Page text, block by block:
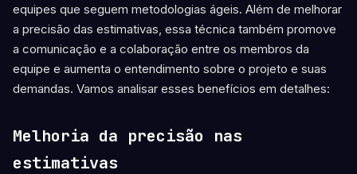
equipes que seguem metodologias ágeis. Além de melhorar
a precisão das estimativas, essa técnica também promove
a comunicação e a colaboração entre os membros da
equipe e aumenta o entendimento sobre o projeto e suas
demandas. Vamos analisar esses benefícios em detalhes:
Melhoria da precisão nas
estimativas